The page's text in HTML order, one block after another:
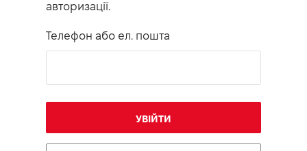
авторизації.
Телефон або ел. пошта
УВІЙТИ